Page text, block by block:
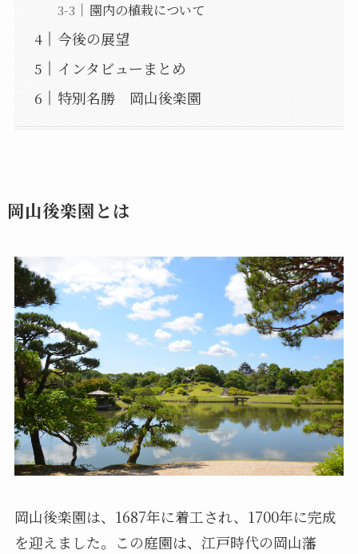
園内の植栽について
今後の展望
インタビューまとめ
特別名勝 岡山後楽園
岡山後楽園とは
岡山後楽園は、1687年に着工され、1700年に完成
を迎えました。この庭園は、江戸時代の岡山藩